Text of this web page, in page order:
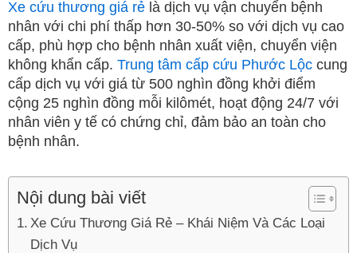
o
o
k
e
r
b
e i
Xe cứu thương giá rẻ là dịch vụ vận chuyển bệnh
nhân với chi phí thấp hơn 30-50% so với dịch vụ cao
cấp, phù hợp cho bệnh nhân xuất viện, chuyển viện
không khẩn cấp. Trung tâm cấp cứu Phước Lộc cung
cấp dịch vụ với giá từ 500 nghìn đồng khởi điểm
cộng 25 nghìn đồng mỗi kilômét, hoạt động 24/7 với
nhân viên y tế có chứng chỉ, đảm bảo an toàn cho
bệnh nhân.
Nội dung bài viết
Xe Cứu Thương Giá Rẻ – Khái Niệm Và Các Loại
Dịch Vụ